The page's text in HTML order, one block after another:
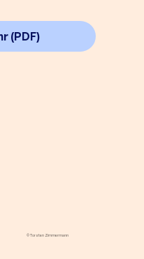
(PDF)
© Torsten Zimmermann